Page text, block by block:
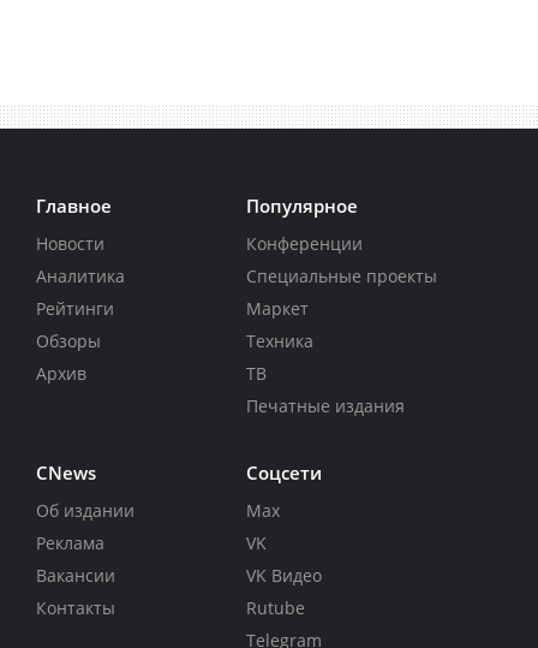
Главное
Новости
Аналитика
Рейтинги
Обзоры
Архив
Популярное
Конференции
Специальные проекты
Маркет
Техника
ТВ
Печатные издания
CNews
Об издании
Реклама
Вакансии
Контакты
Соцсети
Max
VK
VK Видео
Rutube
Telegram